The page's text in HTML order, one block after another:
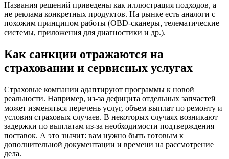
Названия решений приведены как иллюстрация подходов, а
не реклама конкретных продуктов. На рынке есть аналоги с
похожим принципом работы (OBD‑сканеры, телематические
системы, приложения для диагностики и др.).
Как санкции отражаются на
страховании и сервисных услугах
Страховые компании адаптируют программы к новой
реальности. Например, из‑за дефицита отдельных запчастей
может изменяться перечень услуг, объем выплат по ремонту и
условия страховых случаев. В некоторых случаях возникают
задержки по выплатам из‑за необходимости подтверждения
поставок. А это значит: вам нужно быть готовым к
дополнительной документации и времени на рассмотрение
дела. ️